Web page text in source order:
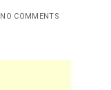
NO COMMENTS